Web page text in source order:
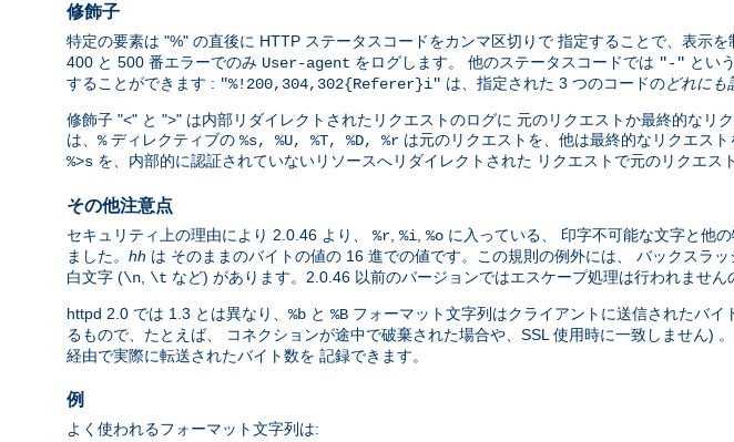
修飾子
特定の要素は "%" の直後に HTTP ステータスコードをカンマ区切りで 指定することで、表示
400 と 500 番エラーでのみ User-agent をログします。 他のステータスコードでは "-" とい
することができます : "%!200,304,302{Referer}i" は、指定された 3 つのコードのどれにも
修飾子 "<" と ">" は内部リダイレクトされたリクエストのログに 元のリクエストか最終的なリ
は、 %ディレクティブの %s, %U, %T, %D, %r は元のリクエストを、他は最終的なリクエス
%>s を、内部的に認証されていないリソースへリダイレクトされた リクエストで元のリクエス
その他注意点
セキュリティ上の理由により 2.0.46 より、 %r, %i, %o に入っている、 印字不可能な文字と他の
ました。 hh は そのままのバイトの値の 16 進での値です。この規則の例外には、 バックスラ
白文字 (\n, \t など) があります。2.0.46 以前のバージョンではエスケープ処理は行われません
httpd 2.0 では 1.3 とは異なり、 %b と %B フォーマット文字列はクライアントに送信されたバ
るもので、たとえば、 コネクションが途中で破棄された場合や、SSL 使用時に一致しません) 。
経由で実際に転送されたバイト数を 記録できます。
例
よく使われるフォーマット文字列は: